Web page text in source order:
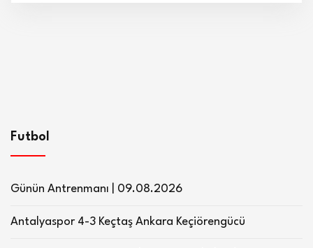
Futbol
Günün Antrenmanı | 09.08.2026
Antalyaspor 4-3 Keçtaş Ankara Keçiörengücü